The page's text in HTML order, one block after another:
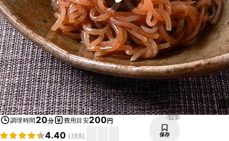
調理時間 20分 費用目安200円
4.40 (198)
5783
保存